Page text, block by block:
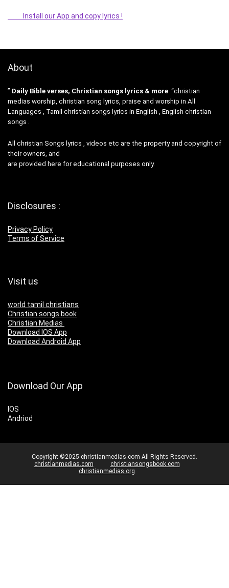
Install our App and copy lyrics !
About
” Daily Bible verses, Christian songs lyrics & more “christian
medias worship, christian song lyrics, praise and worship in All
Languages , Tamil christian songs lyrics in English , English christian
songs .
All christian Songs lyrics , videos etc are the property and copyright of
their owners, and
are provided here for educational purposes only.
Disclosures :
Privacy Policy
Terms of Service
Visit us
world tamil christians
Christian songs book
Christian Medias
Download IOS App
Download Android App
Download Our App
IOS
Andriod
Copyright ©2025 christianmedias.com All Rights Reserved.
christianmedias.com
christiansongsbook.com
christianmedias.org